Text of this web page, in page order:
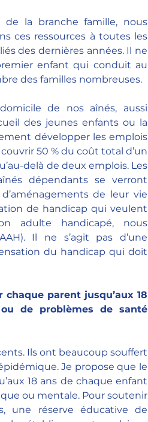
de la branche famille, nous
ces ressources à toutes les
des dernières années. Il ne
enfant qui conduit au
des familles nombreuses.
de nos aînés, aussi
des jeunes enfants ou la
développer les emplois
50 % du coût total d’un
delà de deux emplois. Les
dépendants se verront
de leur vie
de handicap qui veulent
adulte handicapé, nous
Il ne s’agit pas d’une
du handicap qui doit
parent jusqu’aux 18
de problèmes de santé
Ils ont beaucoup souffert
Je propose que le
18 ans de chaque enfant
ou mentale. Pour soutenir
une réserve éducative de